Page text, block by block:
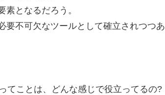
となるだろう。
要不可欠なツールとして確立されつつあ
てことは、どんな感じで役立ってるの?